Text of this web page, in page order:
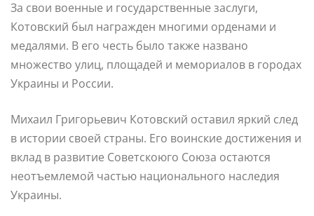
За свои военные и государственные заслуги,
Котовский был награжден многими орденами и
медалями. В его честь было также названо
множество улиц, площадей и мемориалов в городах
Украины и России.
Михаил Григорьевич Котовский оставил яркий след
в истории своей страны. Его воинские достижения и
вклад в развитие Советскоюго Союза остаются
неотъемлемой частью национального наследия
Украины.